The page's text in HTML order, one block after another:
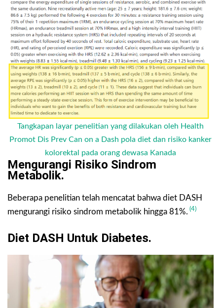
Tangkapan layar penelitian yang dilakukan oleh Health
Promot Dis Prev Can on a Dash pola diet dan risiko kanker
kolorektal pada orang dewasa Kanada
Mengurangi Risiko Sindrom
Metabolik.
Beberapa penelitian telah mencatat bahwa diet DASH
mengurangi risiko sindrom metabolik hingga 81%. (4)
Diet DASH Untuk Diabetes.